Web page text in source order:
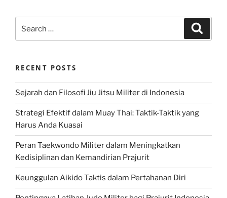
for:
RECENT POSTS
Sejarah dan Filosofi Jiu Jitsu Militer di Indonesia
Strategi Efektif dalam Muay Thai: Taktik-Taktik yang
Harus Anda Kuasai
Peran Taekwondo Militer dalam Meningkatkan
Kedisiplinan dan Kemandirian Prajurit
Keunggulan Aikido Taktis dalam Pertahanan Diri